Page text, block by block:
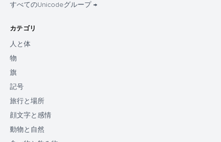
すべてのUnicodeグループ →
カテゴリ
人と体
物
旗
記号
旅行と場所
顔文字と感情
動物と自然